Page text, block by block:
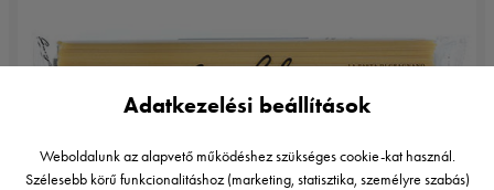
Adatkezelési beállítások
Weboldalunk az alapvető működéshez szükséges cookie-kat használ.
Szélesebb körű funkcionalitáshoz (marketing, statisztika, személyre szabás)